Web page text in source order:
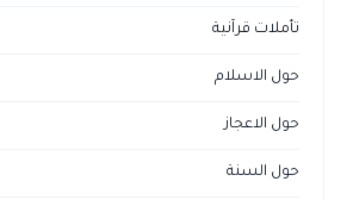
تأملات قرآنية
حول الاسلام
حول الاعجاز
حول السنة